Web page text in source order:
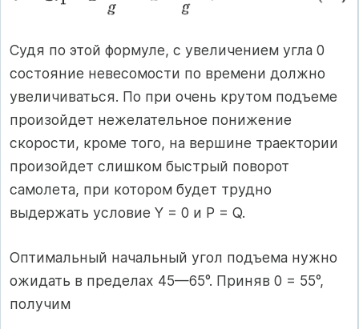
Судя по этой формуле, с увеличением угла 0
состояние невесомости по времени должно
увеличиваться. По при очень крутом подъеме
произойдет нежелательное понижение
скорости, кроме того, на вершине траектории
произойдет слишком быстрый поворот
самолета, при котором будет трудно
выдержать условие Y = 0 и P = Q.
Оптимальный начальный угол подъема нужно
ожидать в пределах 45—65°. Приняв 0 = 55°,
получим